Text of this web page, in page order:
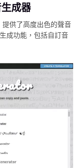
成器
供了高度出色的聲音
成功能，包括自訂音